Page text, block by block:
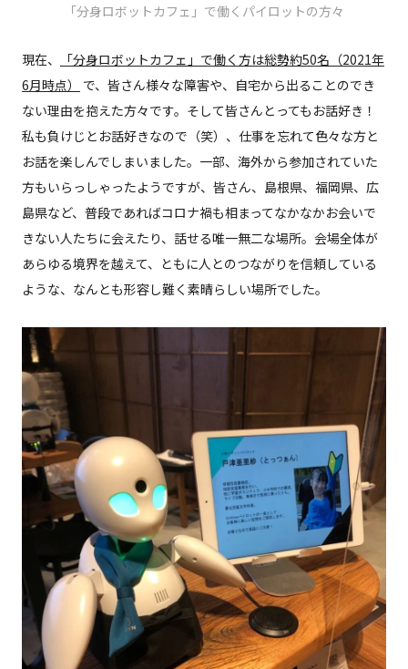
「分身ロボットカフェ」で働くパイロットの方々
現在、
「分身ロボットカフェ」で働く方は総勢約50名（2021年
6月時点）
で、皆さん様々な障害や、自宅から出ることのでき
ない理由を抱えた方々です。そして皆さんとってもお話好き！
私も負けじとお話好きなので（笑）、仕事を忘れて色々な方と
お話を楽しんでしまいました。一部、海外から参加されていた
方もいらっしゃったようですが、皆さん、島根県、福岡県、広
島県など、普段であればコロナ禍も相まってなかなかお会いで
きない人たちに会えたり、話せる唯一無二な場所。会場全体が
あらゆる境界を越えて、ともに人とのつながりを信頼している
ような、なんとも形容し難く素晴らしい場所でした。